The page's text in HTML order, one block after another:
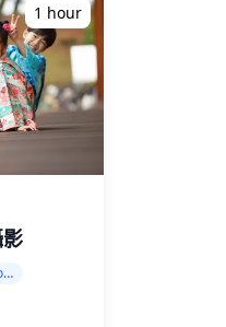
1 hour
Photoshoot / Photo tour